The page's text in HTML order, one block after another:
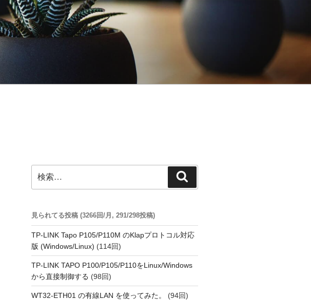
索:
索
見られてる投稿 (3266回/月, 291/298投稿)
TP-LINK Tapo P105/P110M のKlapプロトコル対応
版 (Windows/Linux) (114回)
TP-LINK TAPO P100/P105/P110をLinux/Windows
から直接制御する (98回)
WT32-ETH01 の有線LAN を使ってみた。 (94回)